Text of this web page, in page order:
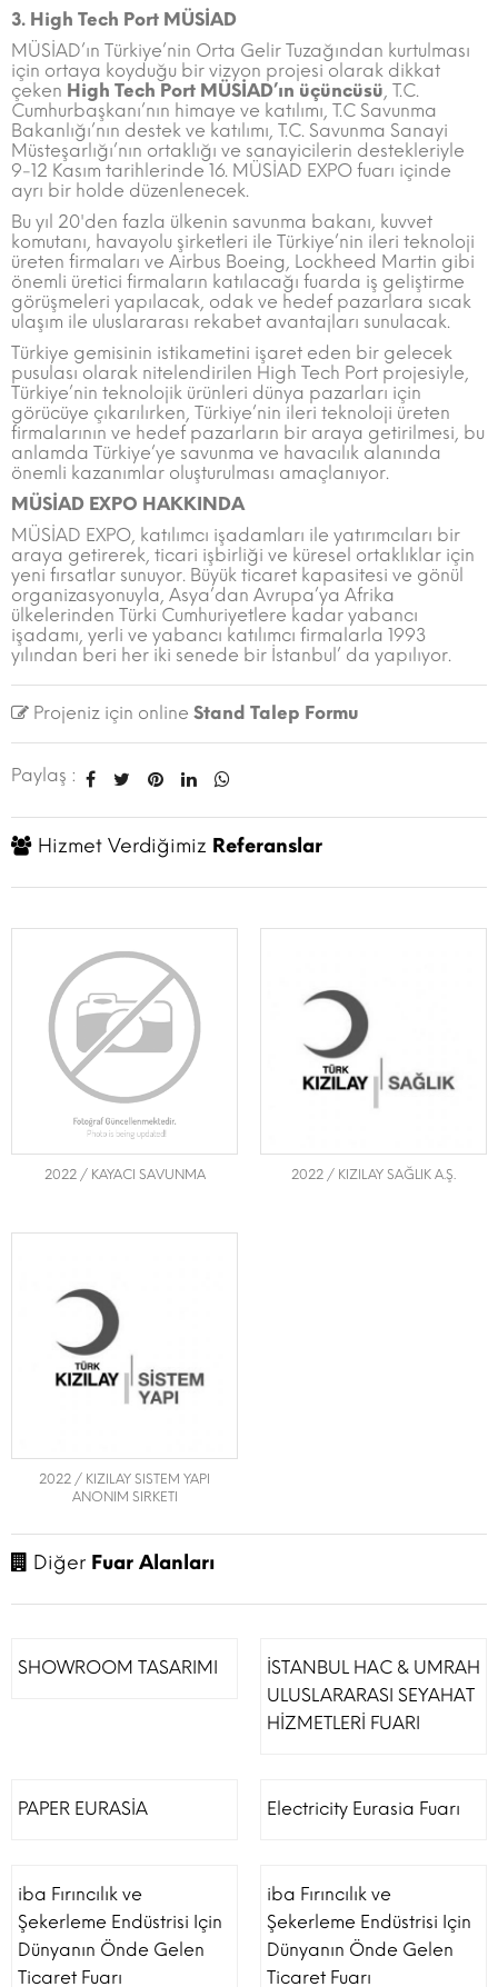
3. High Tech Port MÜSİAD
MÜSİAD’ın Türkiye’nin Orta Gelir Tuzağından kurtulması
için ortaya koyduğu bir vizyon projesi olarak dikkat
çeken High Tech Port MÜSİAD’ın üçüncüsü, T.C.
Cumhurbaşkanı’nın himaye ve katılımı, T.C Savunma
Bakanlığı’nın destek ve katılımı, T.C. Savunma Sanayi
Müsteşarlığı’nın ortaklığı ve sanayicilerin destekleriyle
9-12 Kasım tarihlerinde 16. MÜSİAD EXPO fuarı içinde
ayrı bir holde düzenlenecek.
Bu yıl 20'den fazla ülkenin savunma bakanı, kuvvet
komutanı, havayolu şirketleri ile Türkiye’nin ileri teknoloji
üreten firmaları ve Airbus Boeing, Lockheed Martin gibi
önemli üretici firmaların katılacağı fuarda iş geliştirme
görüşmeleri yapılacak, odak ve hedef pazarlara sıcak
ulaşım ile uluslararası rekabet avantajları sunulacak.
Türkiye gemisinin istikametini işaret eden bir gelecek
pusulası olarak nitelendirilen High Tech Port projesiyle,
Türkiye’nin teknolojik ürünleri dünya pazarları için
görücüye çıkarılırken, Türkiye’nin ileri teknoloji üreten
firmalarının ve hedef pazarların bir araya getirilmesi, bu
anlamda Türkiye’ye savunma ve havacılık alanında
önemli kazanımlar oluşturulması amaçlanıyor.
MÜSİAD EXPO HAKKINDA
MÜSİAD EXPO, katılımcı işadamları ile yatırımcıları bir
araya getirerek, ticari işbirliği ve küresel ortaklıklar için
yeni fırsatlar sunuyor. Büyük ticaret kapasitesi ve gönül
organizasyonuyla, Asya’dan Avrupa’ya Afrika
ülkelerinden Türki Cumhuriyetlere kadar yabancı
işadamı, yerli ve yabancı katılımcı firmalarla 1993
yılından beri her iki senede bir İstanbul’ da yapılıyor.
Projeniz için online Stand Talep Formu
Paylaş :
Hizmet Verdiğimiz Referanslar
2022 / KAYACI SAVUNMA 2022 / KIZILAY SAĞLIK A.Ş.
2022 / KIZILAY SISTEM YAPI
ANONIM SIRKETI
Diğer Fuar Alanları
SHOWROOM TASARIMI
İSTANBUL HAC & UMRAH
ULUSLARARASI SEYAHAT
HİZMETLERİ FUARI
PAPER EURASİA Electricity Eurasia Fuarı
iba Fırıncılık ve
Şekerleme Endüstrisi Için
Dünyanın Önde Gelen
Ticaret Fuarı
iba Fırıncılık ve
Şekerleme Endüstrisi Için
Dünyanın Önde Gelen
Ticaret Fuarı